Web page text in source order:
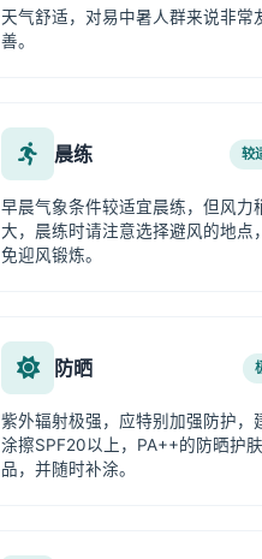
天气舒适，对易中暑人群来说非常
善。
晨练 较
早晨气象条件较适宜晨练，但风力
大，晨练时请注意选择避风的地点
免迎风锻炼。
防晒
紫外辐射极强，应特别加强防护，
涂擦SPF20以上，PA++的防晒护
品，并随时补涂。